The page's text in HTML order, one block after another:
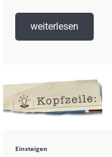
weiterlesen
Einsteigen